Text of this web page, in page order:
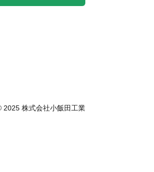
おいて「個人情報」とは、個人情報保護法
消去及び第三者への提供の停止を行うこと
2025 株式会社小飯田工業